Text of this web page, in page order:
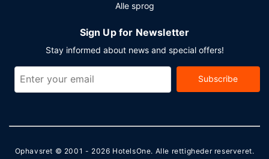
Alle sprog
Sign Up for Newsletter
Stay informed about news and special offers!
Subscribe
Ophavsret © 2001 - 2026 HotelsOne. Alle rettigheder reserveret.